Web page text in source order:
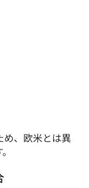
め、欧米とは異